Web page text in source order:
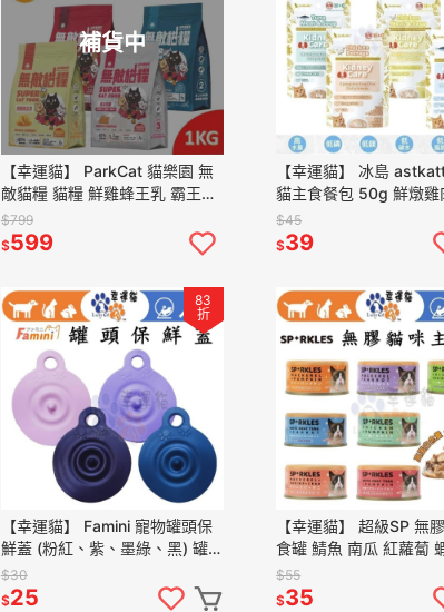
補貨中
【幸運貓】 ParkCat 貓樂園 無
敵貓糧 貓糧 鮮雞蜂王乳 霸王野
雞 動力火雞鹿 大洋鮮極魚 1KG
貓飼料
$799
$599
【幸運貓】 冰島
貓主食餐包 50g 鮮燉雞
肉絲 肉泥 貓主食包 肉絲
餐包
$45
$39
83
折
【幸運貓】 Famini 寵物罐頭保
鮮蓋 (粉紅、紫、墨綠、黑) 罐頭
蓋 貓罐頭蓋 狗罐頭蓋
$30
$25
【幸運貓】 超級SP 無
食罐 鯖魚 南瓜 紅蘿蔔
南瓜 70G 貓主食罐 主食
$55
$35